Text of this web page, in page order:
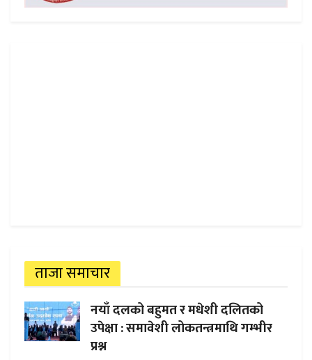
ताजा समाचार
नयाँ दलको बहुमत र मधेशी दलितको
उपेक्षा : समावेशी लोकतन्त्रमाथि गम्भीर
प्रश्न